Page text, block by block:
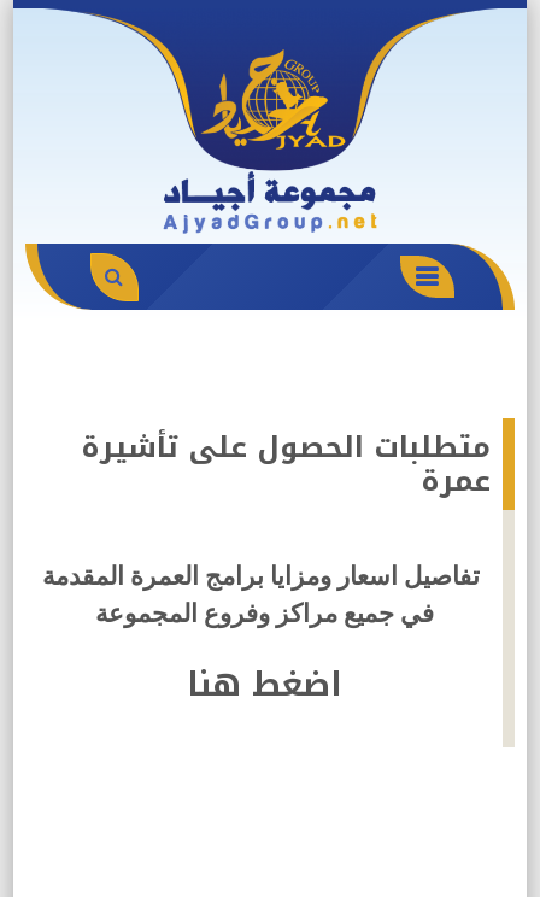
Skip
MENU
متطلبات الحصول على تأشيرة
عمرة
تفاصيل اسعار ومزايا برامج العمرة المقدمة
في جميع مراكز وفروع المجموعة
اضغط هنا